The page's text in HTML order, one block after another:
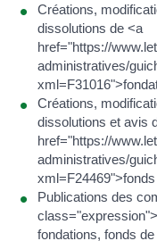
Créations,
dissolutions de <a
href="https://
administratives/
Créations,
dissolutions et avis
href="https://
administratives/
Publications des
fondations, fonds